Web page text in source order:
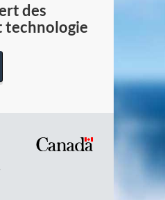
des
technologie
Symbole